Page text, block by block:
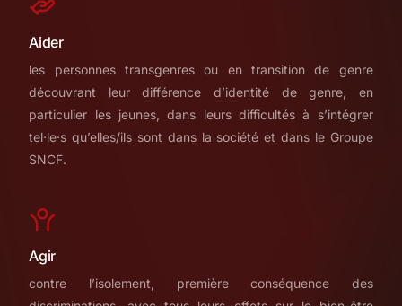
Aider
les personnes transgenres ou en transition de genre
découvrant leur différence d’identité de genre, en
particulier les jeunes, dans leurs difficultés à s’intégrer
tel·le·s qu’elles/ils sont dans la société et dans le Groupe
SNCF.
Agir
contre l’isolement, première conséquence des